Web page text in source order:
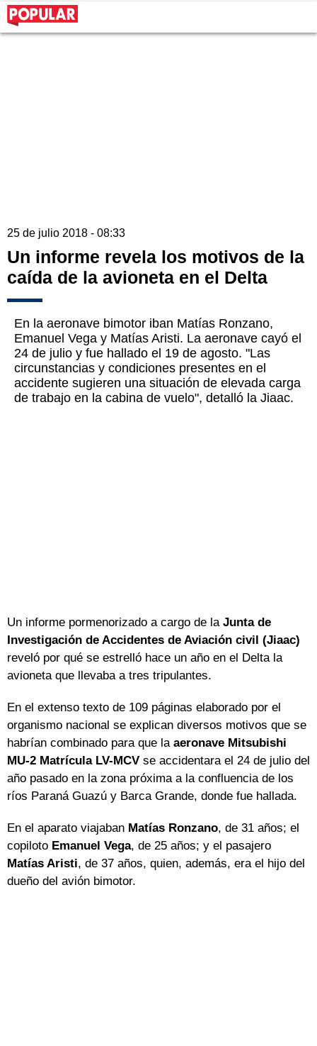
25 de julio 2018 - 08:33
Un informe revela los motivos de la
caída de la avioneta en el Delta
En la aeronave bimotor iban Matías Ronzano,
Emanuel Vega y Matías Aristi. La aeronave cayó el
24 de julio y fue hallado el 19 de agosto. "Las
circunstancias y condiciones presentes en el
accidente sugieren una situación de elevada carga
de trabajo en la cabina de vuelo", detalló la Jiaac.
Un informe pormenorizado a cargo de la Junta de
Investigación de Accidentes de Aviación civil (Jiaac)
reveló por qué se estrelló hace un año en el Delta la
avioneta que llevaba a tres tripulantes.
En el extenso texto de 109 páginas elaborado por el
organismo nacional se explican diversos motivos que se
habrían combinado para que la aeronave Mitsubishi
MU-2 Matrícula LV-MCV se accidentara el 24 de julio del
año pasado en la zona próxima a la confluencia de los
ríos Paraná Guazú y Barca Grande, donde fue hallada.
En el aparato viajaban Matías Ronzano, de 31 años; el
copiloto Emanuel Vega, de 25 años; y el pasajero
Matías Aristi, de 37 años, quien, además, era el hijo del
dueño del avión bimotor.